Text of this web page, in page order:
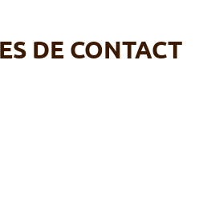
DE CONTACT